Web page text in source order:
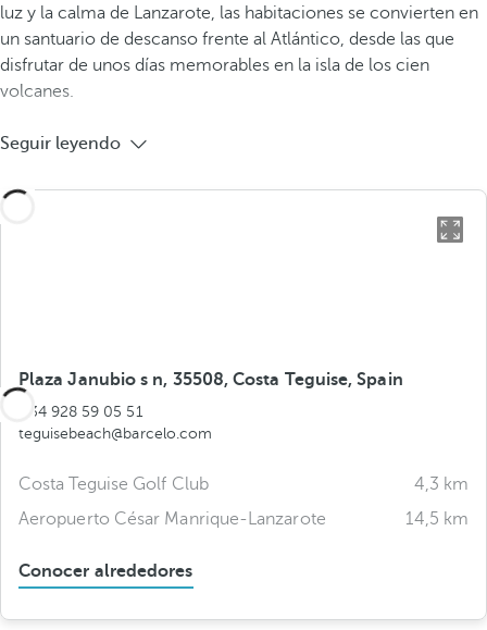
luz y la calma de Lanzarote, las habitaciones se convierten en
un santuario de descanso frente al Atlántico, desde las que
disfrutar de unos días memorables en la isla de los cien
volcanes.
Seguir leyendo
Plaza Janubio s n, 35508, Costa Teguise, Spain
+34 928 59 05 51
teguisebeach@barcelo.com
Costa Teguise Golf Club
4,3 km
Aeropuerto César Manrique-Lanzarote
14,5 km
Conocer alrededores